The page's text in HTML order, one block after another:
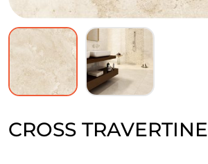
CROSS TRAVERTINE